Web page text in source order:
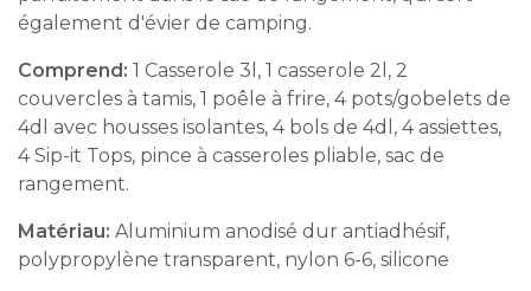
également d'évier de camping.
Comprend: 1 Casserole 3l, 1 casserole 2l, 2
couvercles à tamis, 1 poêle à frire, 4 pots/gobelets de
4dl avec housses isolantes, 4 bols de 4dl, 4 assiettes,
4 Sip-it Tops, pince à casseroles pliable, sac de
rangement.
Matériau: Aluminium anodisé dur antiadhésif,
polypropylène transparent, nylon 6-6, silicone